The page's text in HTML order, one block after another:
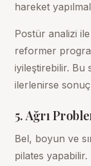
hareket
Postür analizi
reformer
iyileştirebilir. Bu
ilerlenirse
5. Ağrı
Bel, boyun ve
pilates